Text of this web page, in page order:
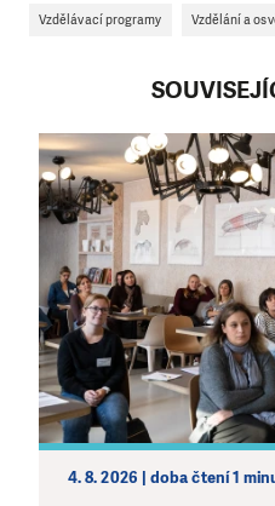
Vzdělávací programy Vzdělání a
4. 8. 2026 | doba čtení 1